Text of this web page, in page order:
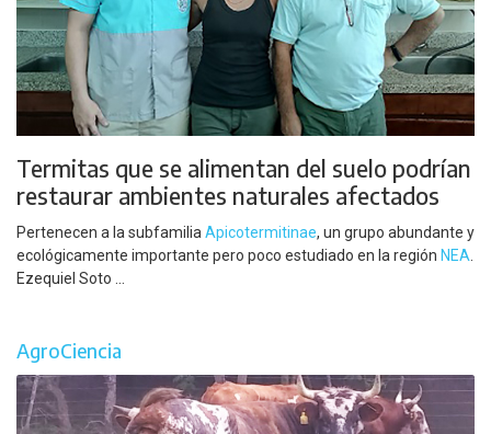
Termitas que se alimentan del suelo podrían
restaurar ambientes naturales afectados
Pertenecen a la subfamilia Apicotermitinae, un grupo abundante y
ecológicamente importante pero poco estudiado en la región NEA
Ezequiel Soto ...
AgroCiencia